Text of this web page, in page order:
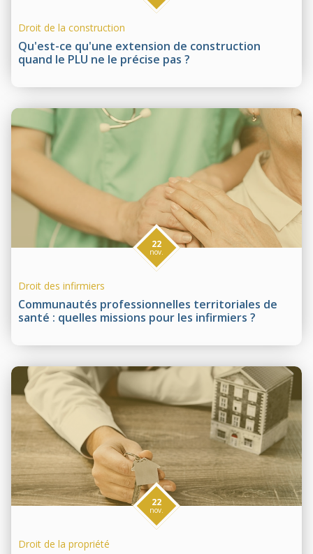
Qu'est-ce qu'une extension de construction
quand le PLU ne le précise pas ?
Droit de la construction
Communautés professionnelles territoriales de
santé : quelles missions pour les infirmiers ?
22
nov.
Droit des infirmiers
22
nov.
Droit de la propriété